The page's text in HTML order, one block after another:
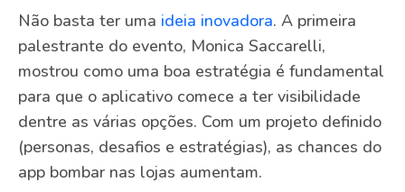
Não basta ter uma ideia inovadora. A primeira
palestrante do evento, Monica Saccarelli,
mostrou como uma boa estratégia é fundamental
para que o aplicativo comece a ter visibilidade
dentre as várias opções. Com um projeto definido
(personas, desafios e estratégias), as chances do
app bombar nas lojas aumentam.